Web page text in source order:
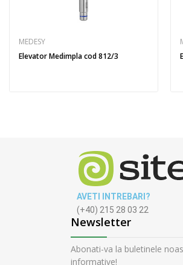
MEDESY
Elevator Medimpla cod 812/3
AVETI INTREBARI?
(+40) 215 28 03 22
Newsletter
Abonati-va la buletinele
informative!